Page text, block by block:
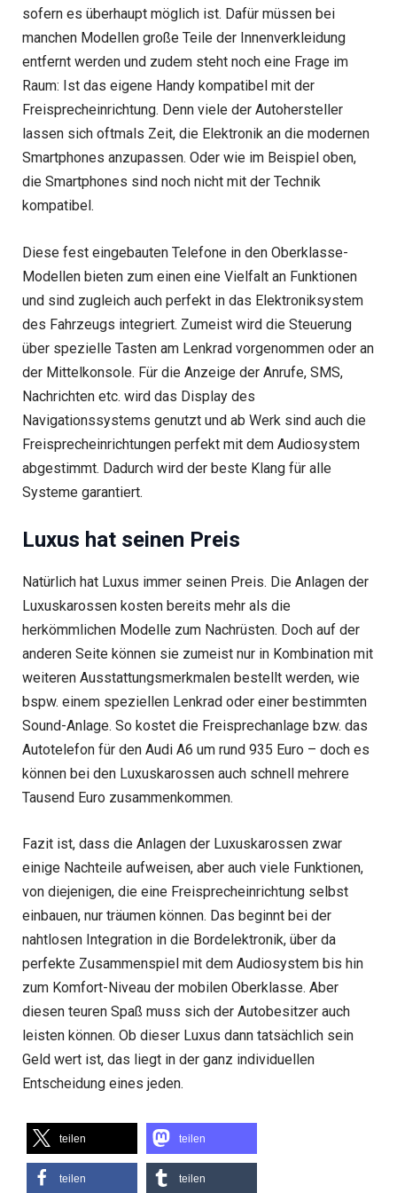
sofern es überhaupt möglich ist. Dafür müssen bei
manchen Modellen große Teile der Innenverkleidung
entfernt werden und zudem steht noch eine Frage im
Raum: Ist das eigene Handy kompatibel mit der
Freisprecheinrichtung. Denn viele der Autohersteller
lassen sich oftmals Zeit, die Elektronik an die modernen
Smartphones anzupassen. Oder wie im Beispiel oben,
die Smartphones sind noch nicht mit der Technik
kompatibel.
Diese fest eingebauten Telefone in den Oberklasse-
Modellen bieten zum einen eine Vielfalt an Funktionen
und sind zugleich auch perfekt in das Elektroniksystem
des Fahrzeugs integriert. Zumeist wird die Steuerung
über spezielle Tasten am Lenkrad vorgenommen oder an
der Mittelkonsole. Für die Anzeige der Anrufe, SMS,
Nachrichten etc. wird das Display des
Navigationssystems genutzt und ab Werk sind auch die
Freisprecheinrichtungen perfekt mit dem Audiosystem
abgestimmt. Dadurch wird der beste Klang für alle
Systeme garantiert.
Luxus hat seinen Preis
Natürlich hat Luxus immer seinen Preis. Die Anlagen der
Luxuskarossen kosten bereits mehr als die
herkömmlichen Modelle zum Nachrüsten. Doch auf der
anderen Seite können sie zumeist nur in Kombination mit
weiteren Ausstattungsmerkmalen bestellt werden, wie
bspw. einem speziellen Lenkrad oder einer bestimmten
Sound-Anlage. So kostet die Freisprechanlage bzw. das
Autotelefon für den Audi A6 um rund 935 Euro – doch es
können bei den Luxuskarossen auch schnell mehrere
Tausend Euro zusammenkommen.
Fazit ist, dass die Anlagen der Luxuskarossen zwar
einige Nachteile aufweisen, aber auch viele Funktionen,
von diejenigen, die eine Freisprecheinrichtung selbst
einbauen, nur träumen können. Das beginnt bei der
nahtlosen Integration in die Bordelektronik, über da
perfekte Zusammenspiel mit dem Audiosystem bis hin
zum Komfort-Niveau der mobilen Oberklasse. Aber
diesen teuren Spaß muss sich der Autobesitzer auch
leisten können. Ob dieser Luxus dann tatsächlich sein
Geld wert ist, das liegt in der ganz individuellen
Entscheidung eines jeden.
teilen teilen
teilen teilen